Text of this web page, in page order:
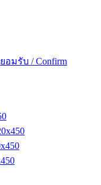
ยอมรับ / Confirm